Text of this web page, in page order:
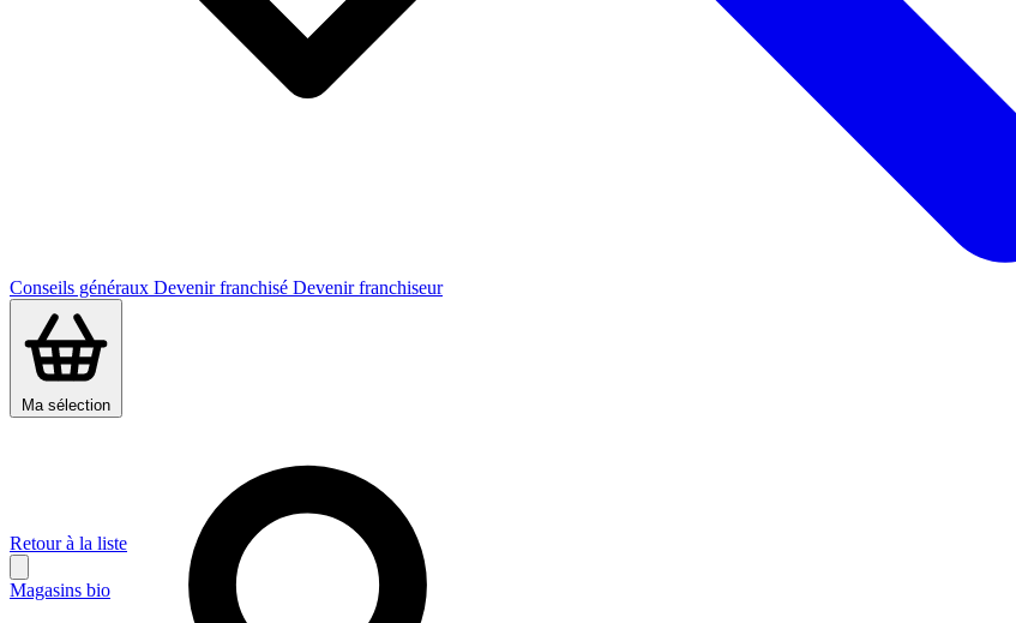
Conseils généraux Devenir franchisé Devenir franchiseur
Ma sélection
Retour à la liste
Magasins bio